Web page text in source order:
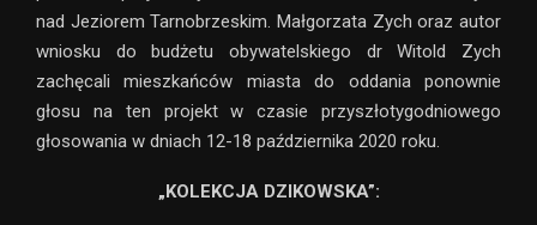
nad Jeziorem Tarnobrzeskim. Małgorzata Zych oraz autor
wniosku do budżetu obywatelskiego dr Witold Zych
zachęcali mieszkańców miasta do oddania ponownie
głosu na ten projekt w czasie przyszłotygodniowego
głosowania w dniach 12-18 października 2020 roku.
„KOLEKCJA DZIKOWSKA”: